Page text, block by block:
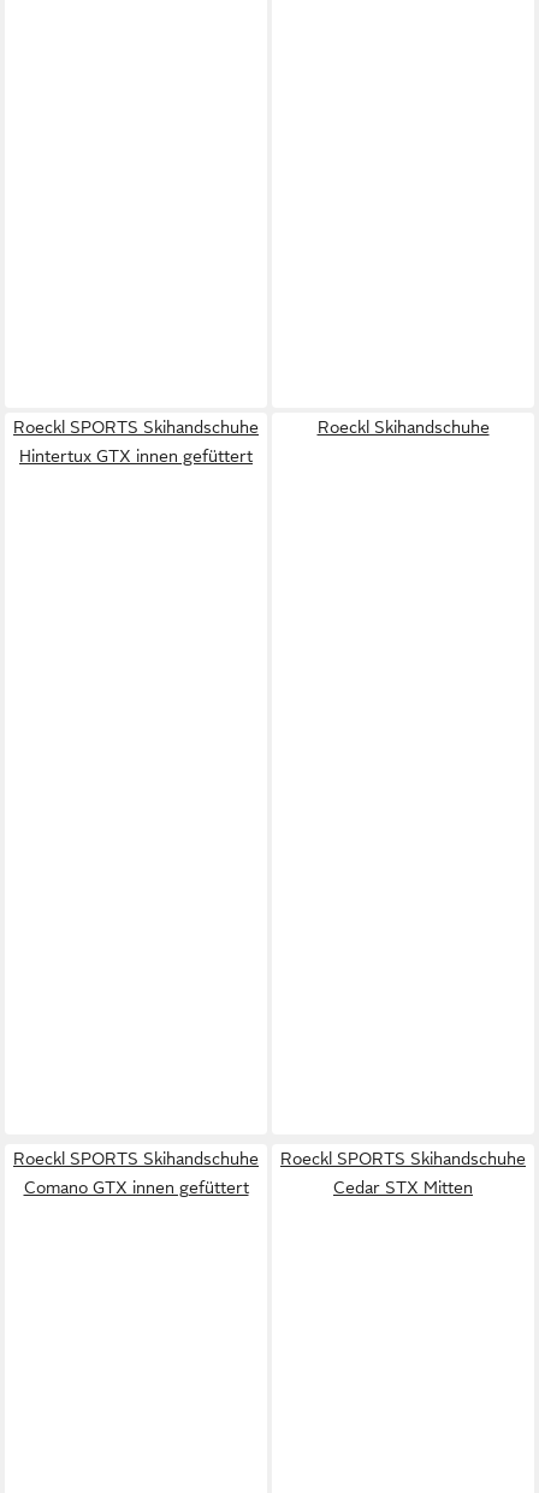
Roeckl SPORTS Skihandschuhe
Hintertux GTX innen gefüttert
Roeckl Skihandschuhe
Roeckl SPORTS Skihandschuhe
Comano GTX innen gefüttert
Roeckl SPORTS Skihandschuhe
Cedar STX Mitten